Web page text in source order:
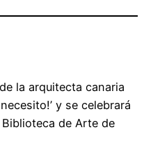
la arquitecta canaria
y se celebrará
de Arte de